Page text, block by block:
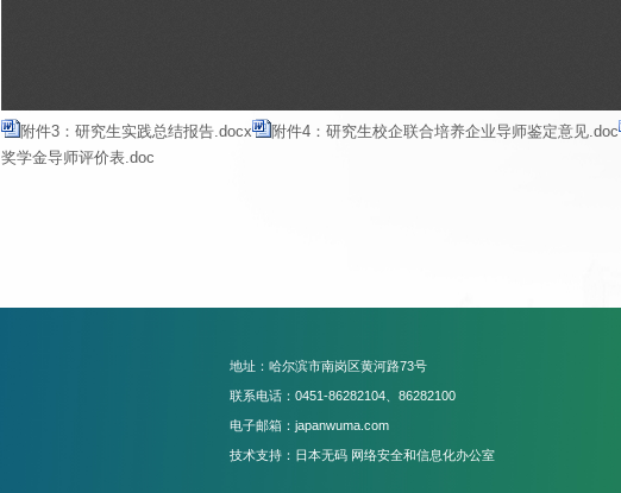
附件3：研究生实践总结报告.docx 附件4：研究生校企联合培养企业导师鉴定意见.doc
奖学金导师评价表.doc
地址：哈尔滨市南岗区黄河路73号
联系电话：0451-86282104、86282100
电子邮箱：japanwuma.com
技术支持：日本无码 网络安全和信息化办公室